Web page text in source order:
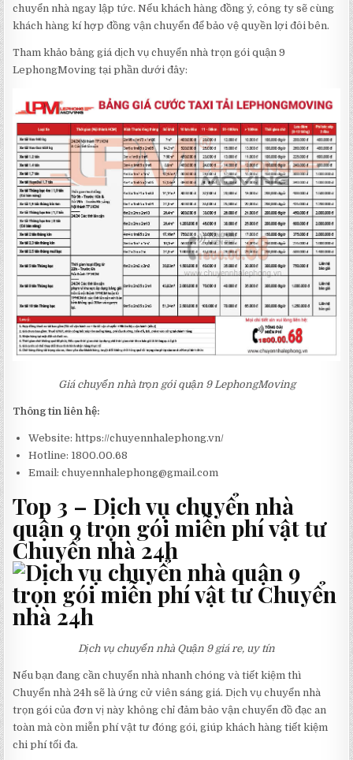
chuyển nhà ngay lập tức. Nếu khách hàng đồng ý, công ty sẽ cùng
khách hàng kí hợp đồng vận chuyển để bảo vệ quyền lợi đôi bên.
Tham khảo bảng giá dịch vụ chuyển nhà trọn gói quận 9
LephongMoving tại phần dưới đây:
Giá chuyển nhà trọn gói quận 9 LephongMoving
Thông tin liên hệ:
Website: https://chuyennhalephong.vn/
Hotline: 1800.00.68
Email:chuyennhalephong@gmail.com
Top 3 – Dịch vụ chuyển nhà
quận 9 trọn gói miễn phí vật tư
Chuyển nhà 24h
Dịch vụ chuyển nhà Quận 9 giá re, uy tín
Nếu bạn đang cần chuyển nhà nhanh chóng và tiết kiệm thì
Chuyển nhà 24h sẽ là ứng cử viên sáng giá. Dịch vụ chuyển nhà
trọn gói của đơn vị này không chỉ đảm bảo vận chuyển đồ đạc an
toàn mà còn miễn phí vật tư đóng gói, giúp khách hàng tiết kiệm
chi phí tối đa.